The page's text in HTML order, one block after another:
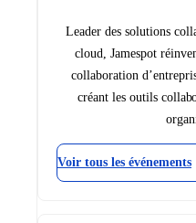
Leader des solutions
cloud, Jamespot
collaboration
créant les outils
Voir tous les événements